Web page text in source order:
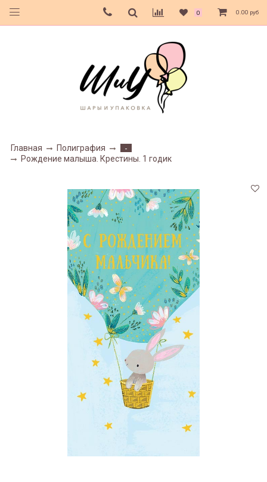
0 0.00 руб
Главная Полиграфия
-
Рождение малыша. Крестины. 1 годик